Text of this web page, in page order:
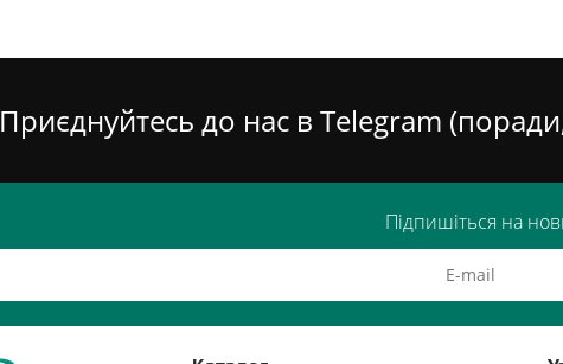
Приєднуйтесь до нас в Telegram
Підпишіться на